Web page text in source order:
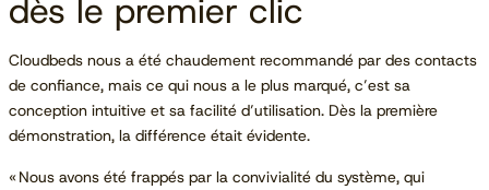
dès le premier clic
Cloudbeds nous a été chaudement recommandé par des contacts
de confiance, mais ce qui nous a le plus marqué, c’est sa
conception intuitive et sa facilité d’utilisation. Dès la première
démonstration, la différence était évidente.
« Nous avons été frappés par la convivialité du système, qui